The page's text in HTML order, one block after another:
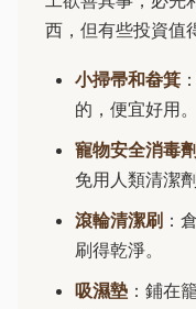
西，但有些投資值
小掃帚和畚箕
的，便宜好用。
寵物安全消毒劑
免用人類清潔
滾輪清潔刷 ：
刷得乾淨。
吸濕墊 ：鋪在